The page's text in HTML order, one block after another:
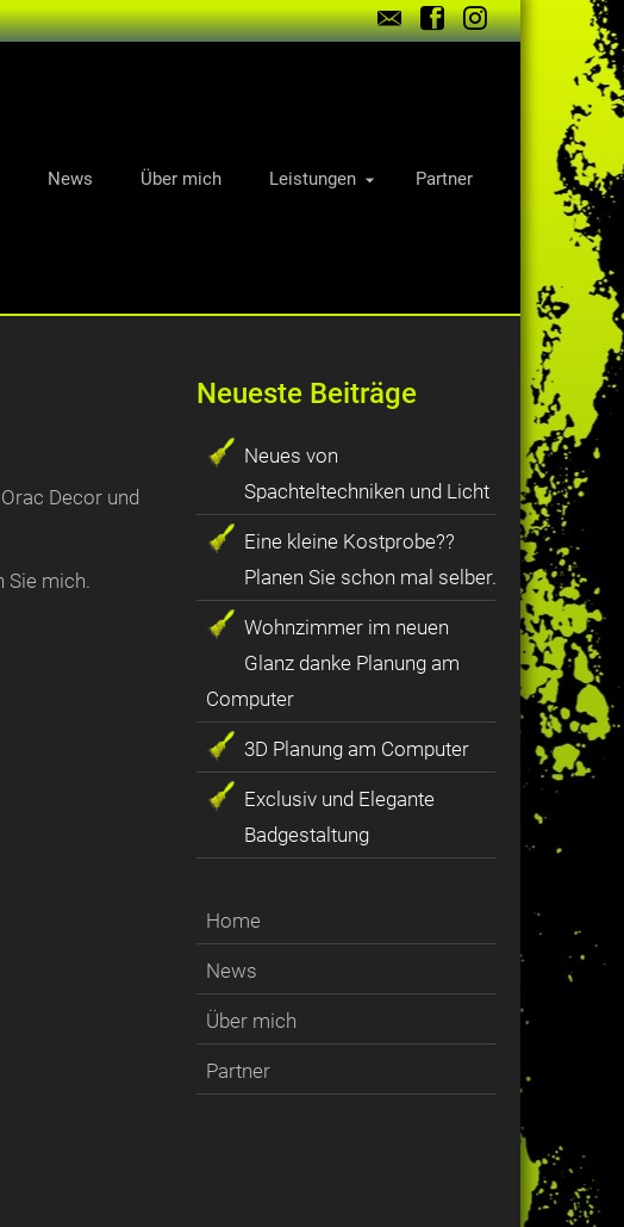
News Über mich Leistungen Partner
Decor und
Sie mich.
Neueste Beiträge
Neues von
Spachteltechniken und Licht
Eine kleine Kostprobe??
Planen Sie schon mal selber.
Wohnzimmer im neuen
Glanz danke Planung am
Computer
3D Planung am Computer
Exclusiv und Elegante
Badgestaltung
Home
News
Über mich
Partner